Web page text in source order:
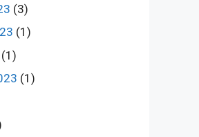
(3)
(1)
(1)
(1)